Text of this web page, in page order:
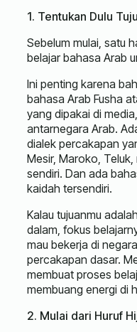
1. Tentukan Dulu
Sebelum mulai, satu
belajar bahasa Arab
Ini penting karena
bahasa Arab Fusha
yang dipakai di
antarnegara Arab.
dialek percakapan
Mesir, Maroko,
sendiri. Dan ada
kaidah tersendiri.
Kalau tujuanmu
dalam, fokus
mau bekerja di
percakapan dasar.
membuat proses
membuang energi di
2. Mulai dari Huruf